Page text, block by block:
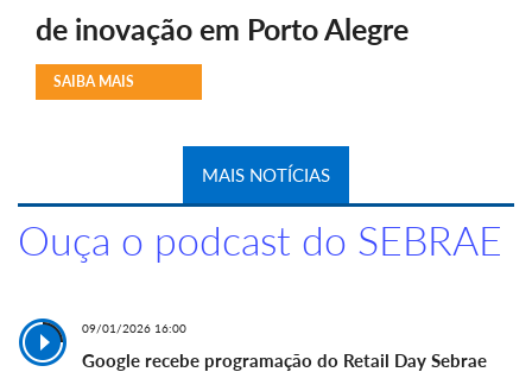
de inovação em Porto Alegre
SAIBA MAIS
MAIS NOTÍCIAS
Ouça o podcast do SEBRAE
09/01/2026 16:00
Google recebe programação do Retail Day Sebrae